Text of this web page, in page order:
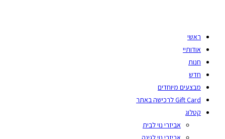
ראשי
אודותיי
חנות
חדש
מבצעים מיוחדים
Gift Card לרכישה באתר
קטלוג
אביזרי נוי לבית